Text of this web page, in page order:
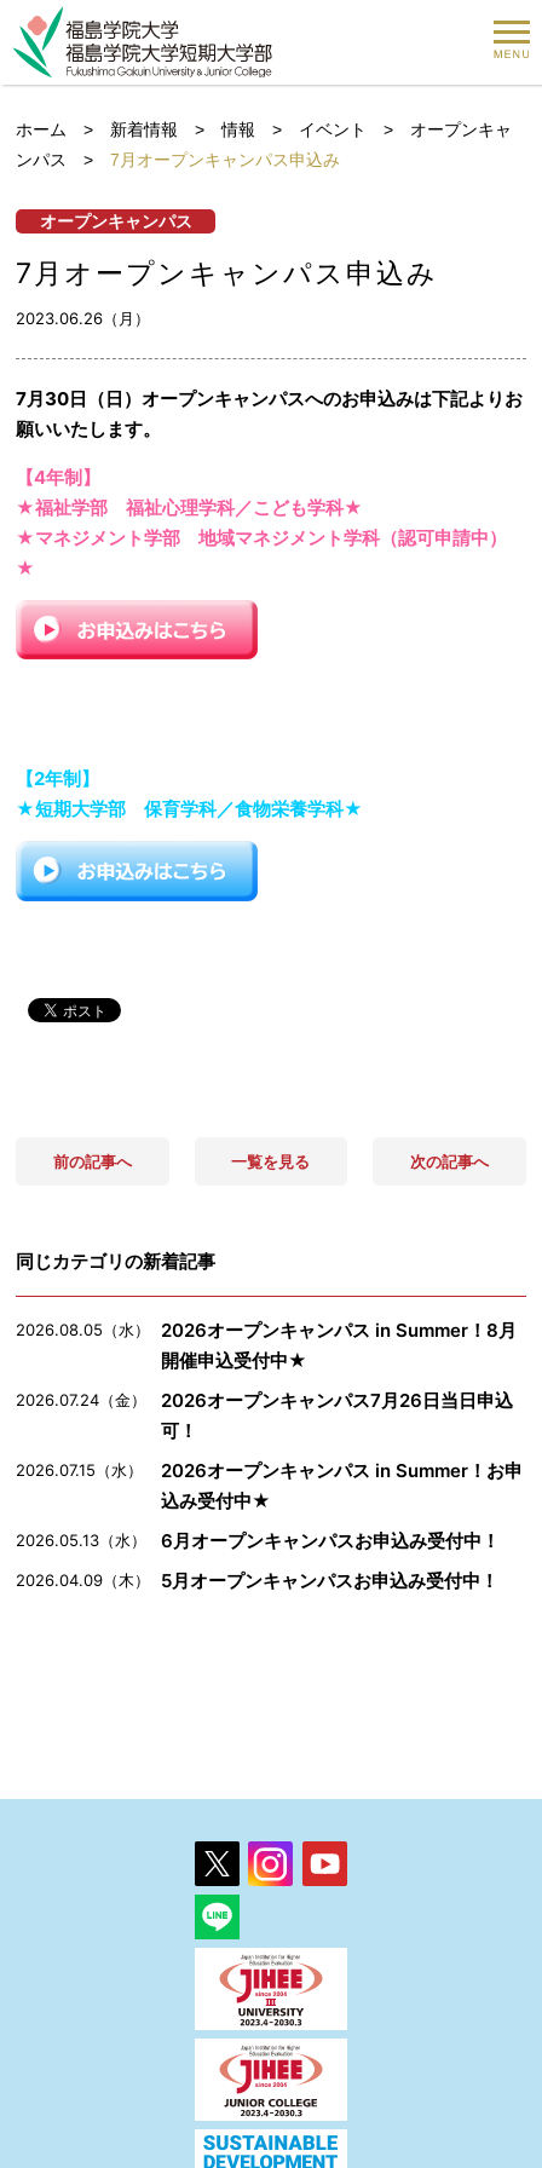
ホーム > 新着情報 >情報 > イベント > オープンキャ
ンパス
>7月オープンキャンパス申込み
オープンキャンパス
7月オープンキャンパス申込み
2023.06.26（月）
7月30日（日）オープンキャンパスへのお申込みは下記よりお
願いいたします。
【4年制】
★福祉学部 福祉心理学科／こども学科★
★マネジメント学部 地域マネジメント学科（認可申請中）
★
【2年制】
★短期大学部 保育学科／食物栄養学科★
前の記事へ 一覧を見る 次の記事へ
同じカテゴリの新着記事
2026.08.05（水）
2026オープンキャンパス in Summer！8月
開催申込受付中★
2026.07.24（金）
2026オープンキャンパス7月26日当日申込
可！
2026.07.15（水）
2026オープンキャンパス in Summer！お申
込み受付中★
2026.05.13（水） 6月オープンキャンパスお申込み受付中！
2026.04.09（木） 5月オープンキャンパスお申込み受付中！